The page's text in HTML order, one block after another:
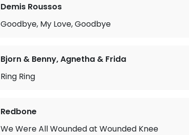
Demis Roussos
Goodbye, My Love, Goodbye
Bjorn & Benny, Agnetha & Frida
Ring Ring
Redbone
We Were All Wounded at Wounded Knee